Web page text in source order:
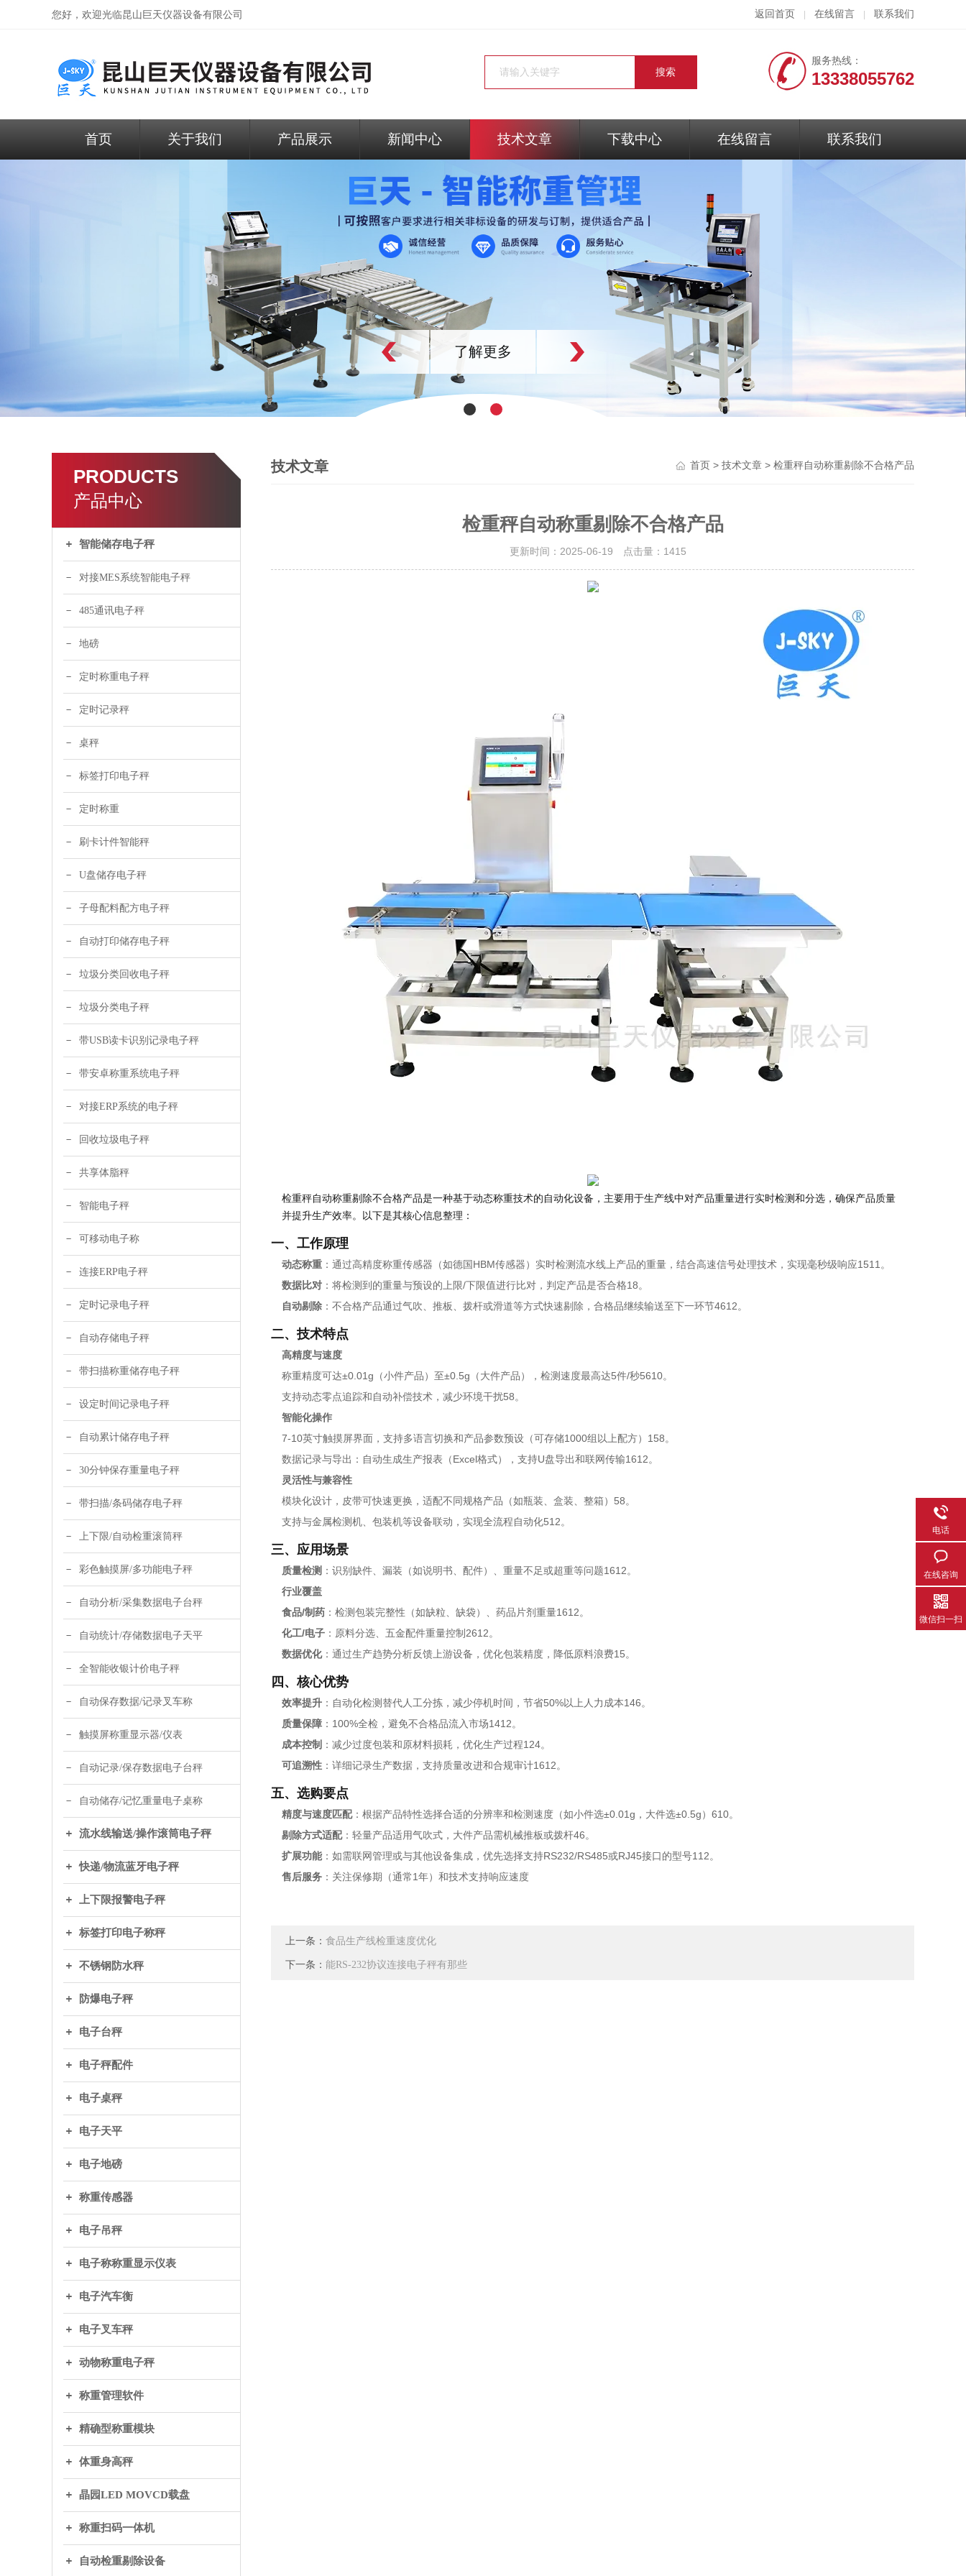
您好，欢迎光临昆山巨天仪器设备有限公司 返回首页 在线留言 联系我们
服务热线：
13338055762
首页 关于我们 产品展示 新闻中心 技术文章 下载中心 在线留言 联系我们
了解更多 Previous
PRODUCTS
产品中心
智能储存电子秤
对接MES系统智能电子秤
485通讯电子秤
地磅
定时称重电子秤
定时记录秤
桌秤
标签打印电子秤
定时称重
刷卡计件智能秤
U盘储存电子秤
子母配料配方电子秤
自动打印储存电子秤
垃圾分类回收电子秤
垃圾分类电子秤
带USB读卡识别记录电子秤
带安卓称重系统电子秤
对接ERP系统的电子秤
回收垃圾电子秤
共享体脂秤
智能电子秤
可移动电子称
连接ERP电子秤
定时记录电子秤
自动存储电子秤
带扫描称重储存电子秤
设定时间记录电子秤
自动累计储存电子秤
30分钟保存重量电子秤
带扫描/条码储存电子秤
上下限/自动检重滚筒秤
彩色触摸屏/多功能电子秤
自动分析/采集数据电子台秤
自动统计/存储数据电子天平
全智能收银计价电子秤
自动保存数据/记录叉车称
触摸屏称重显示器/仪表
自动记录/保存数据电子台秤
自动储存/记忆重量电子桌称
流水线输送/操作滚筒电子秤
快递/物流蓝牙电子秤
上下限报警电子秤
标签打印电子称秤
不锈钢防水秤
防爆电子秤
电子台秤
电子秤配件
电子桌秤
电子天平
电子地磅
称重传感器
电子吊秤
电子称称重显示仪表
电子汽车衡
电子叉车秤
动物称重电子秤
称重管理软件
精确型称重模块
体重身高秤
晶园LED MOVCD载盘
称重扫码一体机
自动检重剔除设备
技术文章 首页 > 技术文章 > 检重秤自动称重剔除不合格产品
检重秤自动称重剔除不合格产品
更新时间：2025-06-19 点击量： 1415
检重秤自动称重剔除不合格产品是一种基于动态称重技术的自动化设备，主要用于生产线中对产品重量进行实时检测和分选，确保产品质量
并提升生产效率。以下是其核心信息整理：
一、工作原理
动态称重 ：通过高精度称重传感器（如德国HBM传感器）实时检测流水线上产品的重量，结合高速信号处理技术，实现毫秒级响应1511。
数据比对 ：将检测到的重量与预设的上限/下限值进行比对，判定产品是否合格18。
自动剔除 ：不合格产品通过气吹、推板、拨杆或滑道等方式快速剔除，合格品继续输送至下一环节4612。
二、技术特点
高精度与速度
称重精度可达±0.01g（小件产品）至±0.5g（大件产品），检测速度最高达5件/秒5610。
支持动态零点追踪和自动补偿技术，减少环境干扰58。
智能化操作
7-10英寸触摸屏界面，支持多语言切换和产品参数预设（可存储1000组以上配方）158。
数据记录与导出：自动生成生产报表（Excel格式），支持U盘导出和联网传输1612。
灵活性与兼容性
模块化设计，皮带可快速更换，适配不同规格产品（如瓶装、盒装、整箱）58。
支持与金属检测机、包装机等设备联动，实现全流程自动化512。
三、应用场景
质量检测 ：识别缺件、漏装（如说明书、配件）、重量不足或超重等问题1612。
行业覆盖
食品/制药 ：检测包装完整性（如缺粒、缺袋）、药品片剂重量1612。
化工/电子 ：原料分选、五金配件重量控制2612。
数据优化：通过生产趋势分析反馈上游设备，优化包装精度，降低原料浪费15。
四、核心优势
效率提升 ：自动化检测替代人工分拣，减少停机时间，节省50%以上人力成本146。
质量保障 ：100%全检，避免不合格品流入市场1412。
成本控制 ：减少过度包装和原材料损耗，优化生产过程124。
可追溯性 ：详细记录生产数据，支持质量改进和合规审计1612。
五、选购要点
精度与速度匹配：根据产品特性选择合适的分辨率和检测速度（如小件选±0.01g，大件选±0.5g）610。
剔除方式适配：轻量产品适用气吹式，大件产品需机械推板或拨杆46。
扩展功能：如需联网管理或与其他设备集成，优先选择支持RS232/RS485或RJ45接口的型号112。
售后服务 ：关注保修期（通常1年）和技术支持响应速度
上一条： 食品生产线检重速度优化
下一条： 能RS-232协议连接电子秤有那些
电话
在线咨询
微信扫一扫